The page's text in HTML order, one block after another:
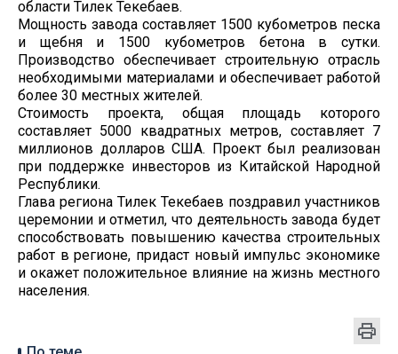
области Тилек Текебаев.
Мощность завода составляет 1500 кубометров песка
и щебня и 1500 кубометров бетона в сутки.
Производство обеспечивает строительную отрасль
необходимыми материалами и обеспечивает работой
более 30 местных жителей.
Стоимость проекта, общая площадь которого
составляет 5000 квадратных метров, составляет 7
миллионов долларов США. Проект был реализован
при поддержке инвесторов из Китайской Народной
Республики.
Глава региона Тилек Текебаев поздравил участников
церемонии и отметил, что деятельность завода будет
способствовать повышению качества строительных
работ в регионе, придаст новый импульс экономике
и окажет положительное влияние на жизнь местного
населения.